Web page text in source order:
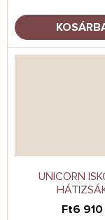
UNICORN
Ft6 910